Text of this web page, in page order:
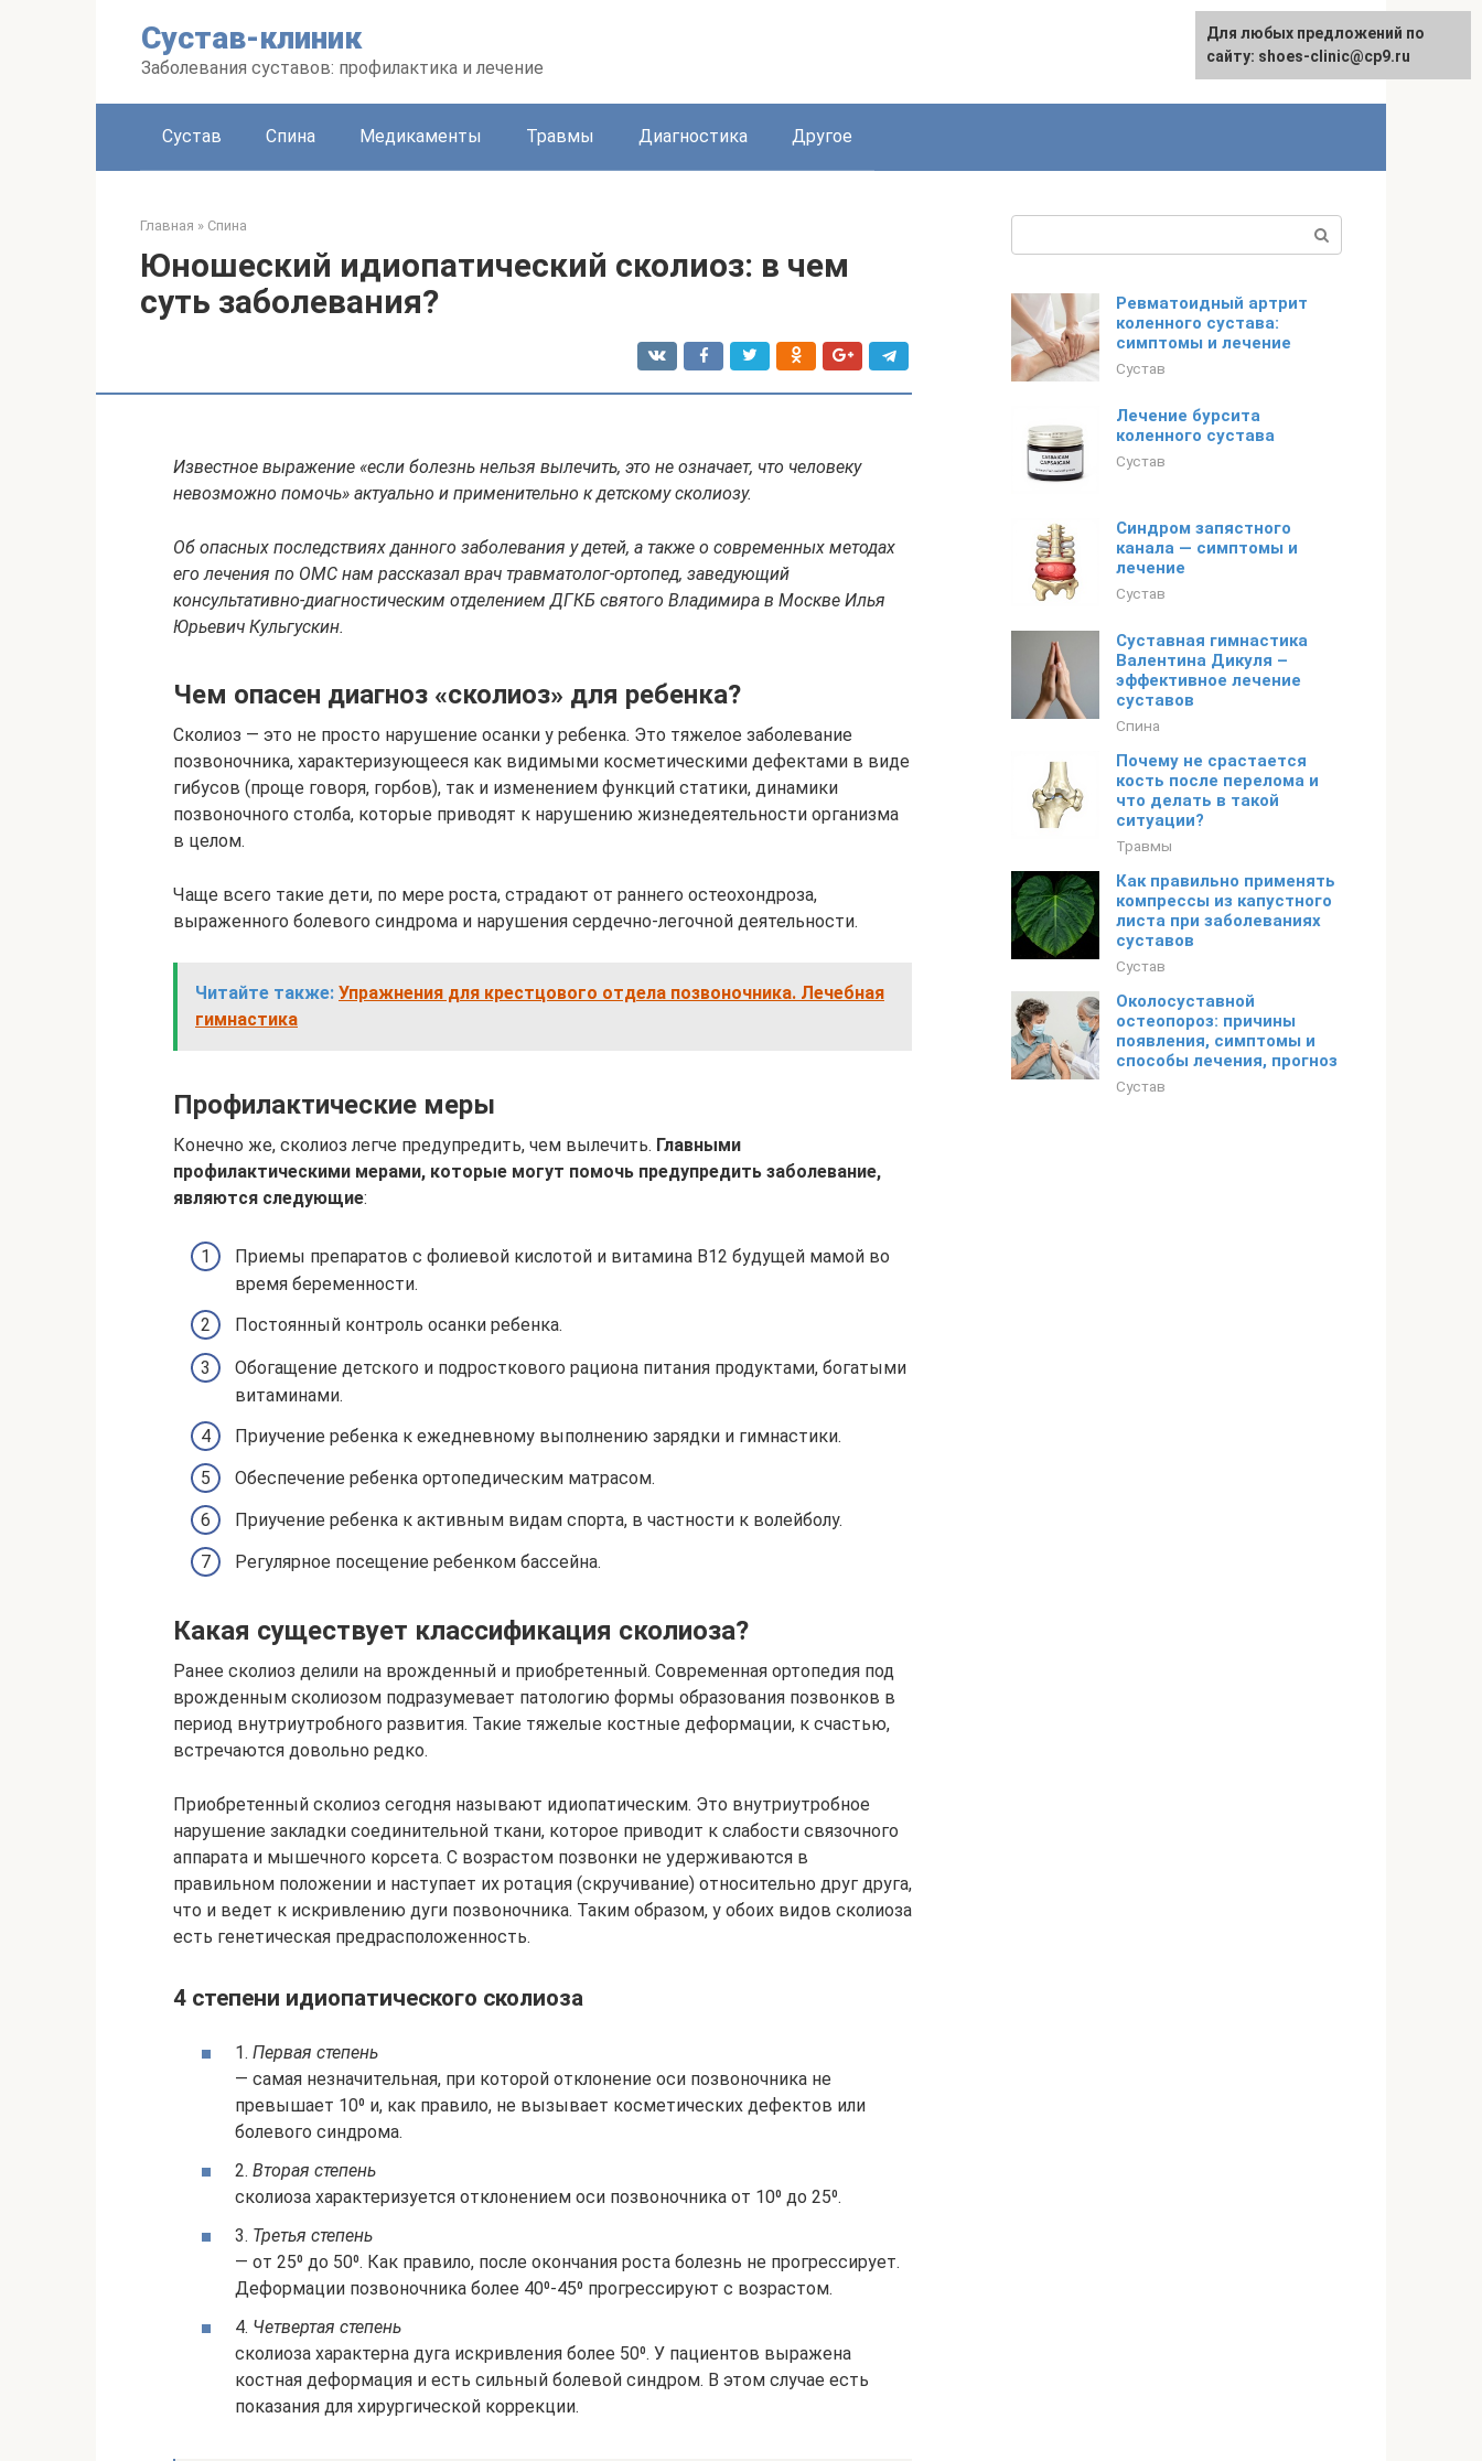
Сустав-клиник
Заболевания суставов: профилактика и лечение
Сустав Спина Медикаменты Травмы Диагностика Другое
Главная » Спина
Юношеский идиопатический сколиоз: в чем
суть заболевания?
Известное выражение «если болезнь нельзя вылечить, это не означает, что человеку
невозможно помочь» актуально и применительно к детскому сколиозу.
Об опасных последствиях данного заболевания у детей, а также о современных методах
его лечения по ОМС нам рассказал врач травматолог-ортопед, заведующий
консультативно-диагностическим отделением ДГКБ святого Владимира в Москве Илья
Юрьевич Кульгускин.
Чем опасен диагноз «сколиоз» для ребенка?
Сколиоз — это не просто нарушение осанки у ребенка. Это тяжелое заболевание
позвоночника, характеризующееся как видимыми косметическими дефектами в виде
гибусов (проще говоря, горбов), так и изменением функций статики, динамики
позвоночного столба, которые приводят к нарушению жизнедеятельности организма
в целом.
Чаще всего такие дети, по мере роста, страдают от раннего остеохондроза,
выраженного болевого синдрома и нарушения сердечно-легочной деятельности.
Читайте также: Упражнения для крестцового отдела позвоночника. Лечебная
гимнастика
Профилактические меры
Конечно же, сколиоз легче предупредить, чем вылечить. Главными
профилактическими мерами, которые могут помочь предупредить заболевание,
являются следующие:
Приемы препаратов с фолиевой кислотой и витамина B12 будущей мамой во
время беременности.
Постоянный контроль осанки ребенка.
Обогащение детского и подросткового рациона питания продуктами, богатыми
витаминами.
Приучение ребенка к ежедневному выполнению зарядки и гимнастики.
Обеспечение ребенка ортопедическим матрасом.
Приучение ребенка к активным видам спорта, в частности к волейболу.
Регулярное посещение ребенком бассейна.
Какая существует классификация сколиоза?
Ранее сколиоз делили на врожденный и приобретенный. Современная ортопедия под
врожденным сколиозом подразумевает патологию формы образования позвонков в
период внутриутробного развития. Такие тяжелые костные деформации, к счастью,
встречаются довольно редко.
Приобретенный сколиоз сегодня называют идиопатическим. Это внутриутробное
нарушение закладки соединительной ткани, которое приводит к слабости связочного
аппарата и мышечного корсета. С возрастом позвонки не удерживаются в
правильном положении и наступает их ротация (скручивание) относительно друг друга,
что и ведет к искривлению дуги позвоночника. Таким образом, у обоих видов сколиоза
есть генетическая предрасположенность.
4 степени идиопатического сколиоза
1. Первая степень
— самая незначительная, при которой отклонение оси позвоночника не
превышает 10⁰ и, как правило, не вызывает косметических дефектов или
болевого синдрома.
2. Вторая степень
сколиоза характеризуется отклонением оси позвоночника от 10⁰ до 25⁰.
3. Третья степень
— от 25⁰ до 50⁰. Как правило, после окончания роста болезнь не прогрессирует.
Деформации позвоночника более 40⁰-45⁰ прогрессируют с возрастом.
4. Четвертая степень
сколиоза характерна дуга искривления более 50⁰. У пациентов выражена
костная деформация и есть сильный болевой синдром. В этом случае есть
показания для хирургической коррекции.
Ревматоидный артрит
коленного сустава:
симптомы и лечение
Сустав
Лечение бурсита
коленного сустава
Сустав
Синдром запястного
канала — симптомы и
лечение
Сустав
Суставная гимнастика
Валентина Дикуля –
эффективное лечение
суставов
Спина
Почему не срастается
кость после перелома и
что делать в такой
ситуации?
Травмы
Как правильно применять
компрессы из капустного
листа при заболеваниях
суставов
Сустав
Околосуставной
остеопороз: причины
появления, симптомы и
способы лечения, прогноз
Сустав
Для любых предложений по
сайту: shoes-clinic@cp9.ru